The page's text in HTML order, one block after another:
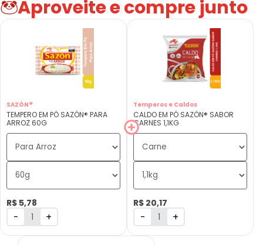
Aproveite e compre junto
SAZÓN®
TEMPERO EM PÓ SAZÓN® PARA
ARROZ 60G
R$ 5,78
- +
Temperos e Caldos
CALDO EM PÓ SAZÓN® SABOR
CARNES 1,1KG
R$ 20,17
- +